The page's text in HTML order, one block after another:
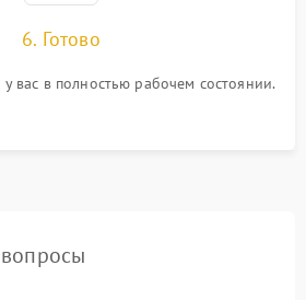
6. Готово
вас в полностью рабочем состоянии.